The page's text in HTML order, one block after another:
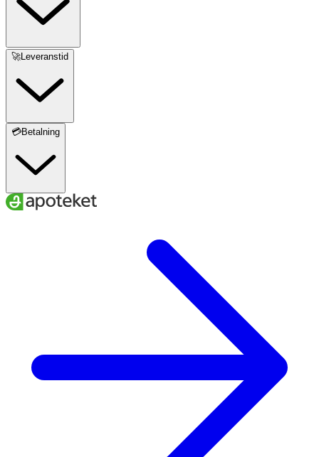
🚀Leveranstid
💳Betalning